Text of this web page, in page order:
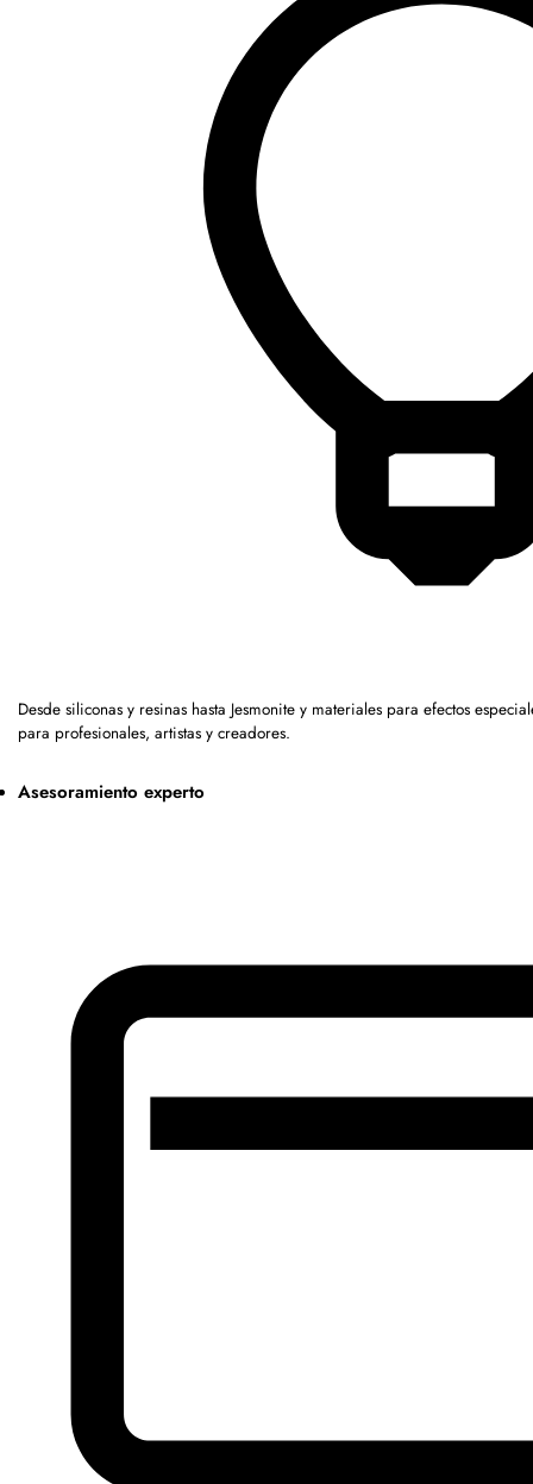
Desde siliconas y resinas hasta Jesmonite y materiales para efectos
para profesionales, artistas y creadores.
Asesoramiento experto